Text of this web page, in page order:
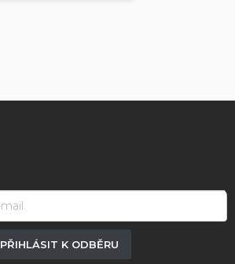
PŘIHLÁSIT K ODBĚRU